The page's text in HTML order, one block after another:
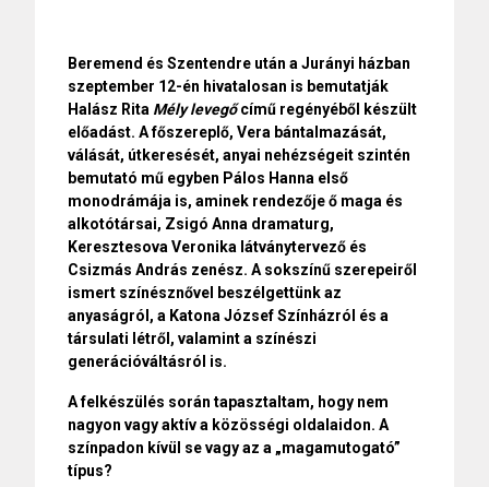
Beremend és Szentendre után a Jurányi házban
szeptember 12-én hivatalosan is bemutatják
Halász Rita Mély levegőcímű regényéből készült
előadást. A főszereplő, Vera bántalmazását,
válását, útkeresését, anyai nehézségeit szintén
bemutató mű egyben Pálos Hanna első
monodrámája is, aminek rendezője ő maga és
alkotótársai, Zsigó Anna dramaturg,
Keresztesova Veronika látványtervező és
Csizmás András zenész. A sokszínű szerepeiről
ismert színésznővel beszélgettünk az
anyaságról, a Katona József Színházról és a
társulati létről, valamint a színészi
generációváltásról is.
A felkészülés során tapasztaltam, hogy nem
nagyon vagy aktív a közösségi oldalaidon. A
színpadon kívül se vagy az a „magamutogató”
típus?